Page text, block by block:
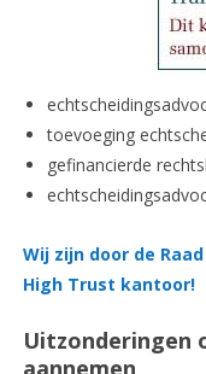
toevoeging
gefinancierde
Wij zijn door de
High Trust kantoor!
Uitzonderingen
aannemen